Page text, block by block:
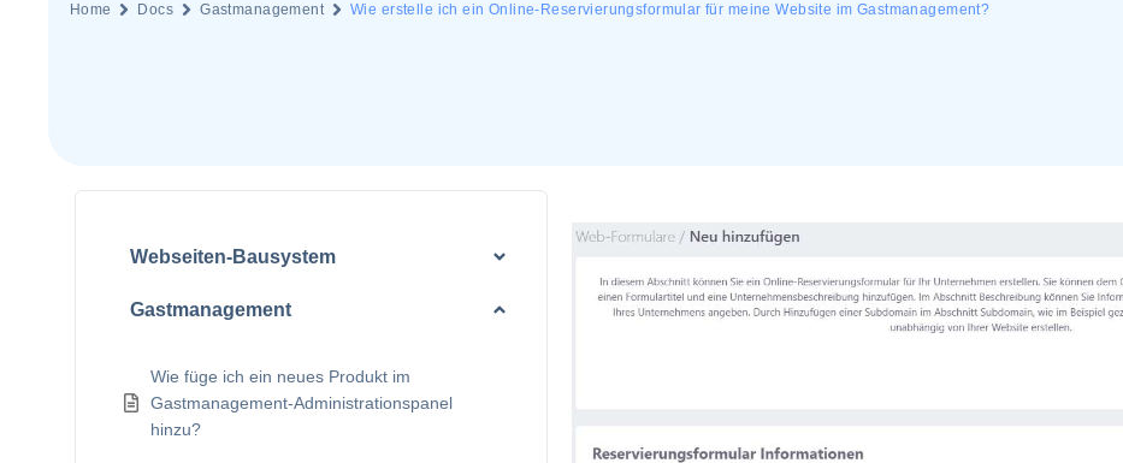
Home Docs Gastmanagement Wie erstelle ich ein Online-Reservierungsformular für meine Website im Gastmanagement?
Webseiten-Bausystem
Gastmanagement
Wie füge ich ein neues Produkt im
Gastmanagement-Administrationspanel
hinzu?